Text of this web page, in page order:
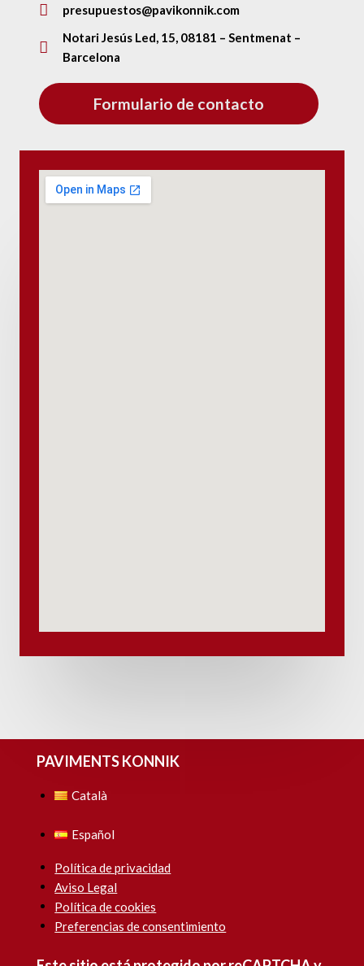
presupuestos@pavikonnik.com
Notari Jesús Led, 15, 08181 – Sentmenat –
Barcelona
Formulario de contacto
PAVIMENTS KONNIK
Català
Español
Política de privacidad
Aviso Legal
Política de cookies
Preferencias de consentimiento